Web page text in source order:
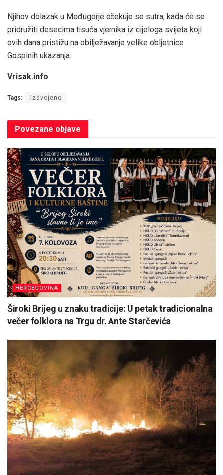
Njihov dolazak u Međugorje očekuje se sutra, kada će se
pridružiti desecima tisuća vjernika iz cijeloga svijeta koji
ovih dana pristižu na obilježavanje velike obljetnice
Gospinih ukazanja.
Vrisak.info
Tags: izdvojeno
Povezane objave
HERCEGOVINA
Široki Brijeg u znaku tradicije: U petak tradicionalna
večer folklora na Trgu dr. Ante Starčevića